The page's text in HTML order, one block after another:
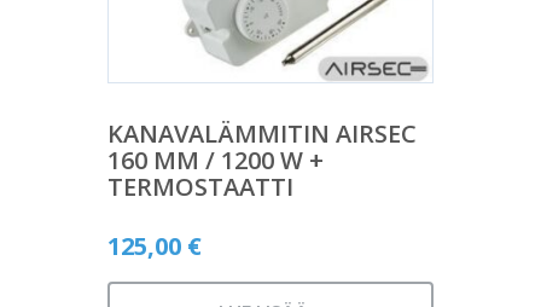
KANAVALÄMMITIN AIRSEC
160 MM / 1200 W +
TERMOSTAATTI
125,00 €